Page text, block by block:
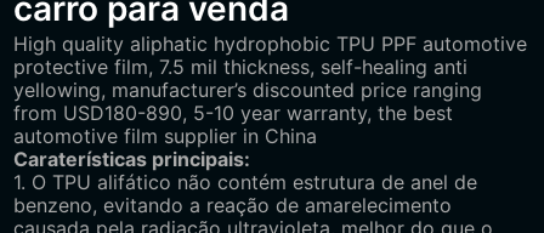
carro para venda
High quality aliphatic hydrophobic TPU PPF automotive
protective film, 7.5 mil thickness, self-healing anti
yellowing, manufacturer’s discounted price ranging
from USD180-890, 5-10 year warranty, the best
automotive film supplier in China
Caraterísticas principais:
1. O TPU alifático não contém estrutura de anel de
benzeno, evitando a reação de amarelecimento
causada pela radiação ultravioleta, melhor do que o